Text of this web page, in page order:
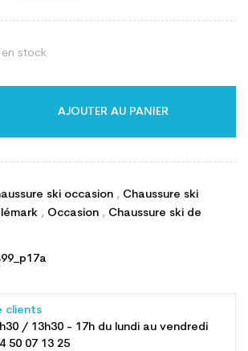
en stock
AJOUTER AU PANIER
ski occasion , Chaussure ski
, Occasion , Chaussure ski de
clients
/ 13h30 - 17h du lundi au vendredi
50 07 13 25